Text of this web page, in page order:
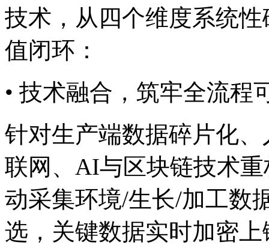
技术，从四个维度系统
值闭环：
• 技术融合，筑牢全流
针对生产端数据碎片化
联网、AI与区块链技术
动采集环境/生长/加工数
选，关键数据实时加密